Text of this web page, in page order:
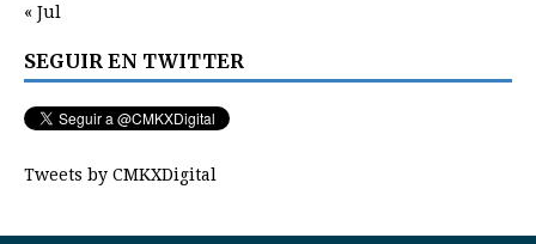
« Jul
SEGUIR EN TWITTER
Tweets by CMKXDigital